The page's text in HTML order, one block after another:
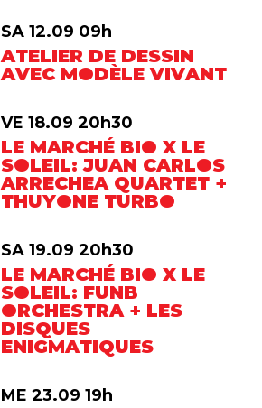
SA 12.09 09h
ATELIER DE DESSIN
AVEC MODÈLE VIVANT
VE 18.09 20h30
LE MARCHÉ BIO X LE
SOLEIL: JUAN CARLOS
ARRECHEA QUARTET +
THUYONE TURBO
SA 19.09 20h30
LE MARCHÉ BIO X LE
SOLEIL: FUNB
ORCHESTRA + LES
DISQUES
ENIGMATIQUES
ME 23.09 19h